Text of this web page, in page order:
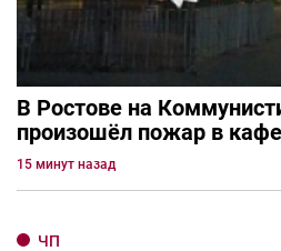
В Ростове на
произошёл пожар в
15 минут назад
ЧП